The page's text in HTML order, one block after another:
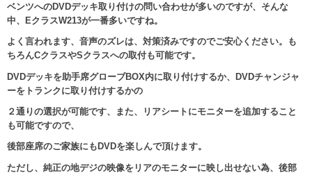
ベンツへのDVDデッキ取り付けの問い合わせが多いのですが、そんな
中、EクラスW213が一番多いですね。
よく言われます、音声のズレは、対策済みですのでご安心ください。も
ちろんCクラスやSクラスへの取付も可能です。
DVDデッキを助手席グローブBOX内に取り付けするか、DVDチャンジャ
ーをトランクに取り付けするかの
２通りの選択が可能です、また、リアシートにモニターを追加すること
も可能ですので、
後部座席のご家族にもDVDを楽しんで頂けます。
ただし、純正の地デジの映像をリアのモニターに映し出せない為、後部